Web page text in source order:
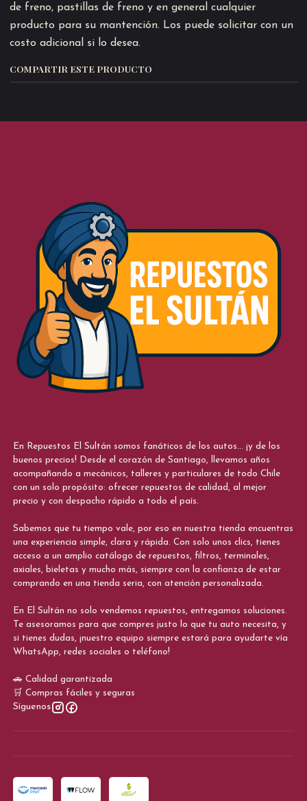
de freno, pastillas de freno y en general cualquier
producto para su mantención. Los puede solicitar con un
costo adicional si lo desea.
COMPARTIR ESTE PRODUCTO
En Repuestos El Sultán somos fanáticos de los autos... ¡y de los
buenos precios! Desde el corazón de Santiago, llevamos años
acompañando a mecánicos, talleres y particulares de todo Chile
con un solo propósito: ofrecer repuestos de calidad, al mejor
precio y con despacho rápido a todo el país.
Sabemos que tu tiempo vale, por eso en nuestra tienda encuentras
una experiencia simple, clara y rápida. Con solo unos clics, tienes
acceso a un amplio catálogo de repuestos, filtros, terminales,
axiales, bieletas y mucho más, siempre con la confianza de estar
comprando en una tienda seria, con atención personalizada.
En El Sultán no solo vendemos repuestos, entregamos soluciones.
Te asesoramos para que compres justo lo que tu auto necesita, y
si tienes dudas, ¡nuestro equipo siempre estará para ayudarte vía
WhatsApp, redes sociales o teléfono!
🚗 Calidad garantizada
🛒 Compras fáciles y seguras
Síguenos